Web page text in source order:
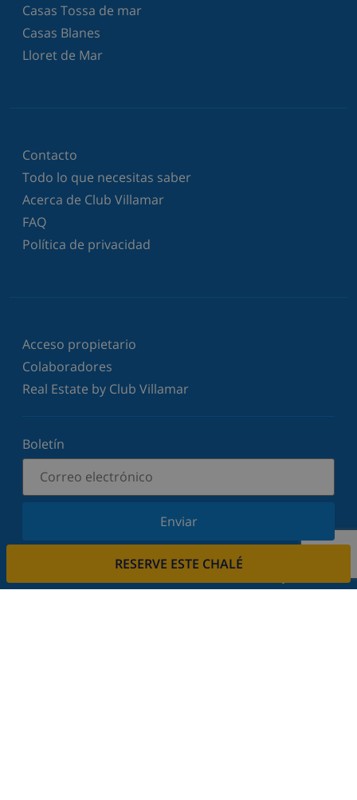
RESERVE ESTE CHALÉ
Casas Tossa de mar
Casas Blanes
Lloret de Mar
Contacto
Todo lo que necesitas saber
Acerca de Club Villamar
FAQ
Política de privacidad
Acceso propietario
Colaboradores
Real Estate by Club Villamar
Boletín
Enviar
Suscríbase a nuestro boletín y manténgase
ofertas. Respetamos su privacidad.